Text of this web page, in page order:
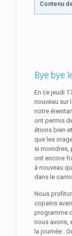
Contenu
Bye bye
En ce jeudi
nouveau sur
notre
ont permis
étions bien
que les
si moindres,
ont encore
à nouveau
dans le
Nous
copains
programme
nous avons,
la journée :